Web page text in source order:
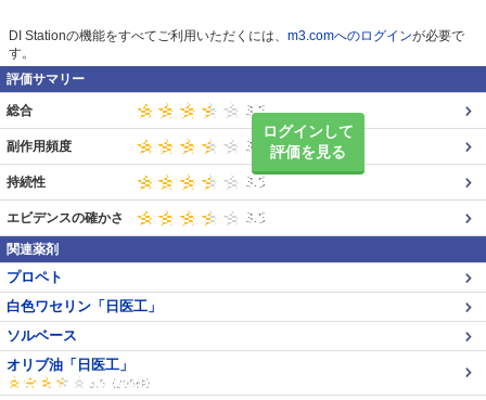
DI Stationの機能をすべてご利用いただくには、 m3.comへのログインが必要で
す。
評価サマリー
ログインして
評価を見る
総合
副作用頻度
持続性
エビデンスの確かさ
関連薬剤
プロペト
白色ワセリン「日医工」
ソルベース
オリブ油「日医工」